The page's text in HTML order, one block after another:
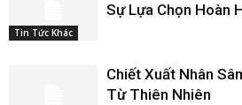
Tin Tức Khác
Sự Lựa Chọn Hoàn
Chiết Xuất Nhân
Từ Thiên Nhiên